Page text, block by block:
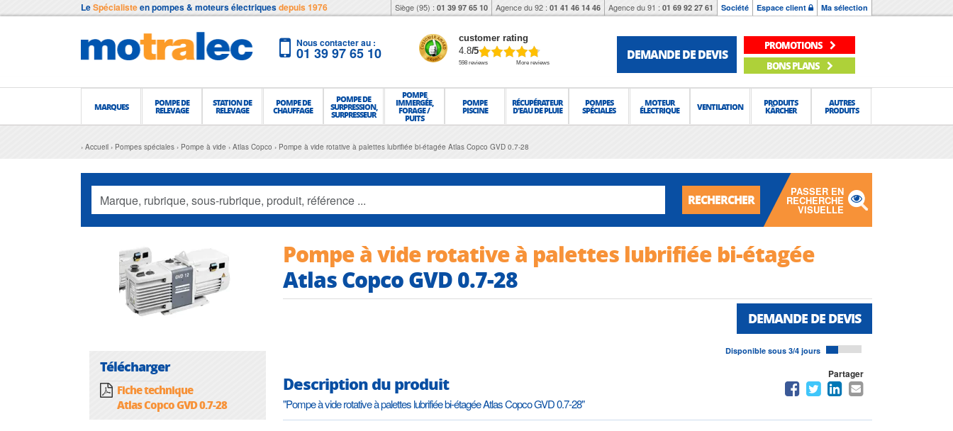
LeSpécialisteen pompes & moteurs électriquesdepuis 1976 Siège (95) : 01 39 97 65 10 Agence du 92 : 01 41 46 14 46 Agence du 91 : 01 69 92 27 61 Société Espace client Ma sélection
Nous contacter au :
01 39 97 65 10
customer rating
4.8/5
598 reviews More reviews
DEMANDE DE DEVIS
PROMOTIONS
BONS PLANS
MARQUES POMPE DE
RELEVAGE
STATION DE
RELEVAGE
POMPE DE
CHAUFFAGE
POMPE DE
SURPRESSION,
SURPRESSEUR
POMPE
IMMERGÉE,
FORAGE /
PUITS
POMPE
PISCINE
RÉCUPÉRATEUR
D'EAU DE PLUIE
POMPES
SPÉCIALES
MOTEUR
ÉLECTRIQUE VENTILATION PRODUITS
KÄRCHER
AUTRES
PRODUITS
Accueil Pompes spéciales Pompe à vide Atlas Copco Pompe à vide rotative à palettes lubrifiée bi-étagée Atlas Copco GVD 0.7-28
RECHERCHER
PASSER EN
RECHERCHE
VISUELLE
Télécharger
Fiche technique
Atlas Copco GVD 0.7-28
Pompe à vide rotative à palettes lubrifiée bi-étagée
Atlas Copco GVD 0.7-28
DEMANDE DE DEVIS
Disponible sous 3/4 jours
Description du produit
"Pompe à vide rotative à palettes lubrifiée bi-étagée Atlas Copco GVD 0.7-28"
Partager